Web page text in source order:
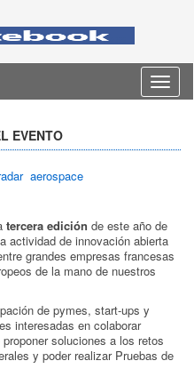
Idioma
EVENTO
aerospace
tercera edición de este año de
actividad de innovación abierta
grandes empresas francesas
de la mano de nuestros
de pymes, start-ups y
interesadas en colaborar
soluciones a los retos
y poder realizar Pruebas de